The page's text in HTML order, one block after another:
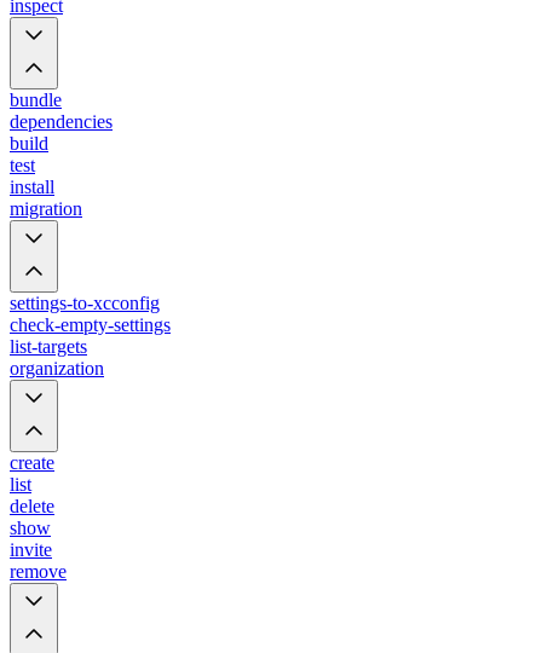
inspect
bundle
dependencies
build
test
install
migration
settings-to-xcconfig
check-empty-settings
list-targets
organization
create
list
delete
show
invite
remove